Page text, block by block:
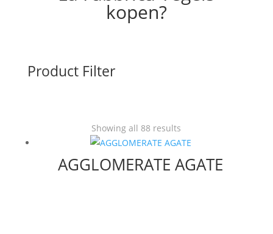
kopen?
Product Filter
Showing all 88 results
AGGLOMERATE AGATE